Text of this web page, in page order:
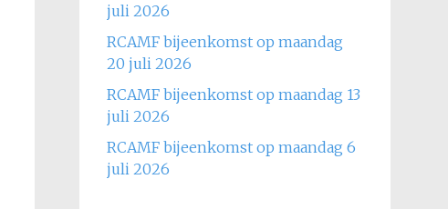
juli 2026
RCAMF bijeenkomst op maandag
20 juli 2026
RCAMF bijeenkomst op maandag 13
juli 2026
RCAMF bijeenkomst op maandag 6
juli 2026